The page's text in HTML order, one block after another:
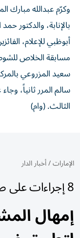
وكرّم عبدالله مبارك
بالإنابة، والدكتور
أبوظبي للإعلام،
مسابقة الخلاص
سعيد المزروعي
سالم المرر ثانياً،
الثالث. (وام)
الإمارات/أخبار الدار
8 إجراءات على صاحب حق التسويق الالتزام بها